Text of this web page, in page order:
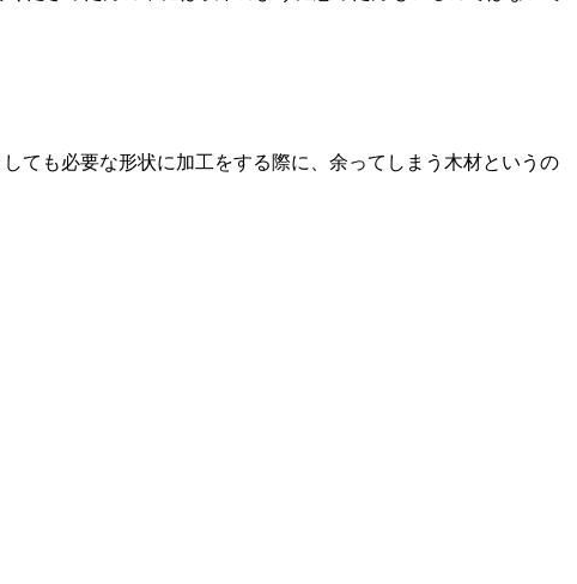
ても必要な形状に加工をする際に、余ってしまう木材というの